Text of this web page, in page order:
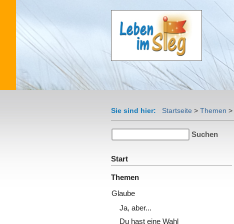
Sie sind hier: Startseite > Themen >
Start
Themen
Glaube
Ja, aber...
Du hast eine Wahl